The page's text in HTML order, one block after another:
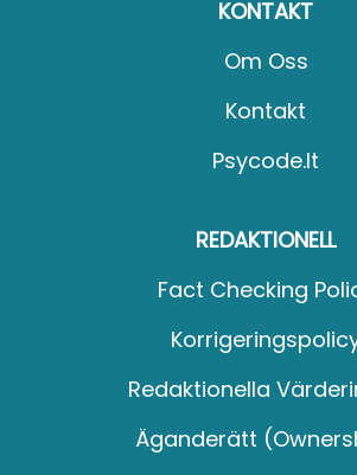
KONTAKT
Om Oss
Kontakt
Psycode.it
REDAKTIONELL
Fact Checking
Redaktionella
Äganderätt